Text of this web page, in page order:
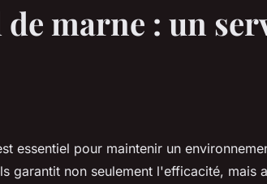
de marne : un
essentiel pour maintenir un
garantit non seulement l'efficacité, mais